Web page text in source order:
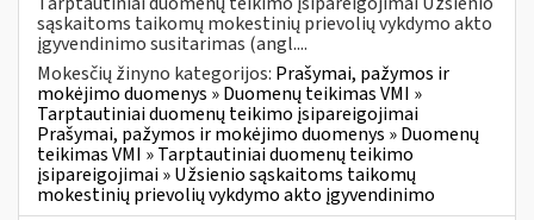
sąskaitoms taikomų mokestinių prievolių vykdymo akto
įgyvendinimo susitarimas (angl....
Mokesčių žinyno kategorijos: Prašymai, pažymos ir
mokėjimo duomenys » Duomenų teikimas VMI »
Tarptautiniai duomenų teikimo įsipareigojimai
Prašymai, pažymos ir mokėjimo duomenys » Duomenų
teikimas VMI » Tarptautiniai duomenų teikimo
įsipareigojimai » Užsienio sąskaitoms taikomų
mokestinių prievolių vykdymo akto įgyvendinimo